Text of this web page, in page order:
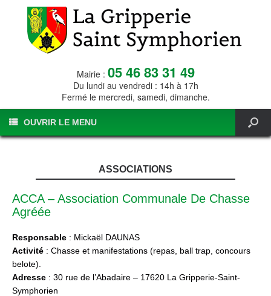
Mairie : 05 46 83 31 49
Du lundi au vendredi : 14h à 17h
Fermé le mercredi, samedi, dimanche.
OUVRIR LE MENU
ASSOCIATIONS
ACCA – Association Communale De Chasse
Agréée
Responsable : Mickaël DAUNAS
Activité : Chasse et manifestations (repas, ball trap, concours
belote).
Adresse : 30 rue de l’Abadaire – 17620 La Gripperie-Saint-
Symphorien